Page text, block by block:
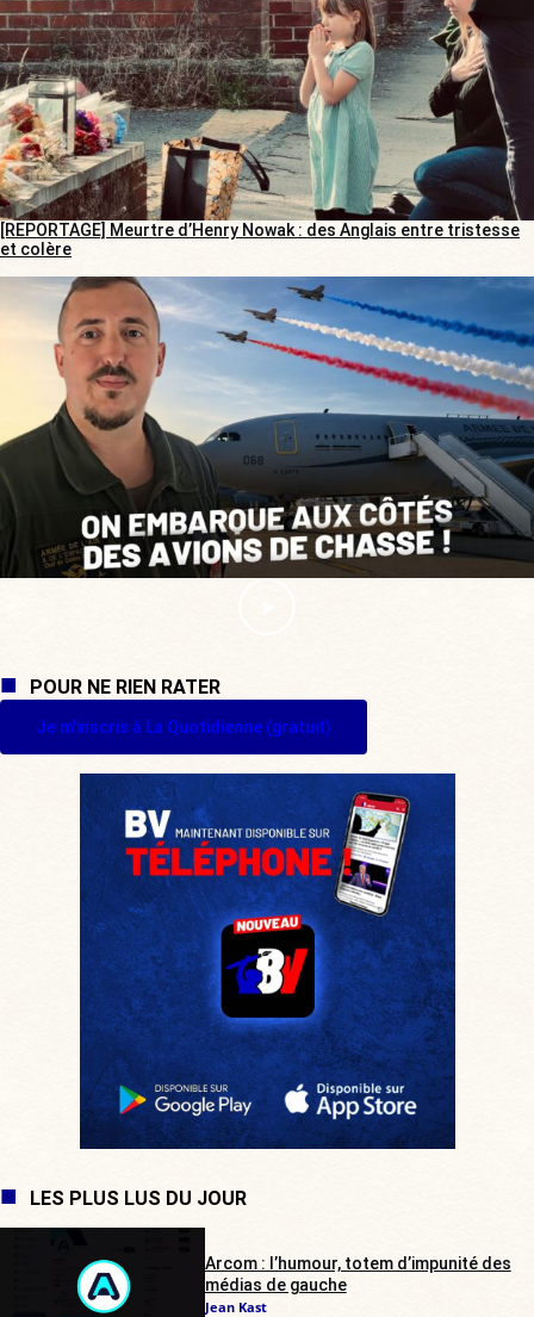
[REPORTAGE] Meurtre d’Henry Nowak : des Anglais entre tristesse
et colère
POUR NE RIEN RATER
Je m'inscris à La Quotidienne (gratuit)
LES PLUS LUS DU JOUR
Arcom : l’humour, totem d’impunité des
médias de gauche
Jean Kast